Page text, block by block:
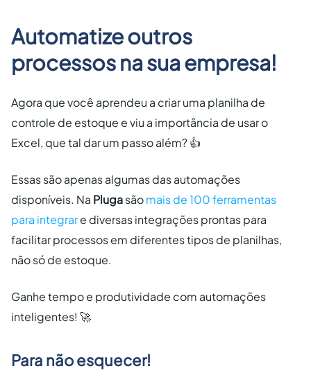
Automatize outros
processos na sua empresa!
Agora que você aprendeu a criar uma planilha de
controle de estoque e viu a importância de usar o
Excel, que tal dar um passo além? 👍
Essas são apenas algumas das automações
disponíveis. Na Plugasãomais de 100 ferramentas
para integrare diversas integrações prontas para
facilitar processos em diferentes tipos de planilhas,
não só de estoque.
Ganhe tempo e produtividade com automações
inteligentes! 🚀
Para não esquecer!